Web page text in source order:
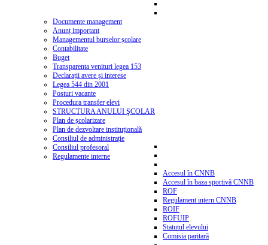
Documente management
Anunț important
Managementul burselor școlare
Contabilitate
Buget
Transparenta venituri legea 153
Declarații avere și interese
Legea 544 din 2001
Posturi vacante
Procedura transfer elevi
STRUCTURA ANULUI ŞCOLAR
Plan de școlarizare
Plan de dezvoltare instituțională
Consiliul de administrație
Consiliul profesoral
Regulamente interne
Accesul în CNNB
Accesul în baza sportivă CNNB
ROF
Regulament intern CNNB
ROIF
ROFUIP
Statutul elevului
Comisia paritară